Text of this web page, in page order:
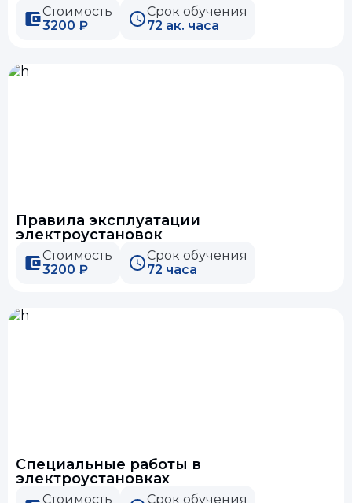
Стоимость
3200 ₽
Срок обучения
72 ак. часа
Правила эксплуатации
электроустановок
Стоимость
3200 ₽
Срок обучения
72 часа
Специальные работы в
электроустановках
Стоимость
Срок обучения